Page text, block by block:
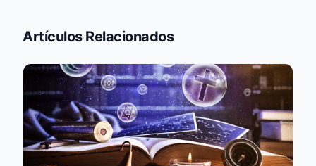
Artículos Relacionados